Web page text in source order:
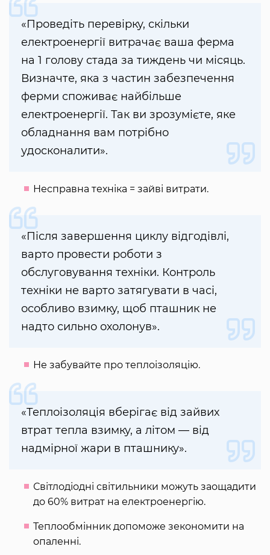
«Проведіть перевірку, скільки
електроенергії витрачає ваша ферма
на 1 голову стада за тиждень чи місяць.
Визначте, яка з частин забезпечення
ферми споживає найбільше
електроенергії. Так ви зрозумієте, яке
обладнання вам потрібно
удосконалити».
Несправна техніка = зайві витрати.
«Після завершення циклу відгодівлі,
варто провести роботи з
обслуговування техніки. Контроль
техніки не варто затягувати в часі,
особливо взимку, щоб пташник не
надто сильно охолонув».
Не забувайте про теплоізоляцію.
«Теплоізоляція вберігає від зайвих
втрат тепла взимку, а літом — від
надмірної жари в пташнику».
Світлодіодні світильники можуть заощадити
до 60% витрат на електроенергію.
Теплообмінник допоможе зекономити на
опаленні.